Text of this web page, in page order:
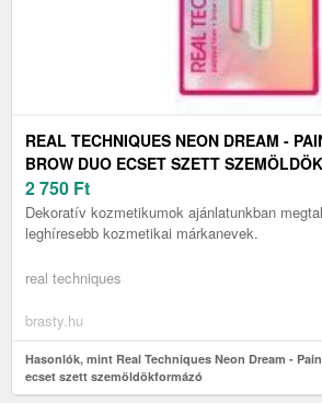
REAL TECHNIQUES NEON DREAM -
BROW DUO ECSET SZETT
2 750 Ft
Dekoratív kozmetikumok ajánlatunkban
leghíresebb kozmetikai márkanevek.
real techniques
brasty.hu
Hasonlók, mint Real Techniques Neon Dream -
ecset szett szemöldökformázó